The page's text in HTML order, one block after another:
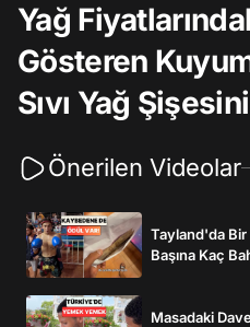
Yağ
Gösteren
Sıvı Yağ
Önerilen Videolar
Tayland'da
Başına Kaç
Masadaki